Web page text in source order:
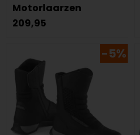
Motorlaarzen
209,95
-5%